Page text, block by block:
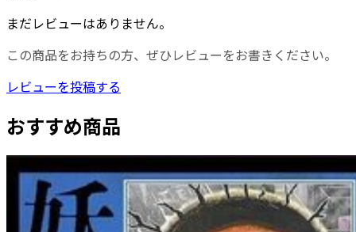
まだレビューはありません。
この商品をお持ちの方、ぜひレビューをお書きください。
レビューを投稿する
おすすめ商品